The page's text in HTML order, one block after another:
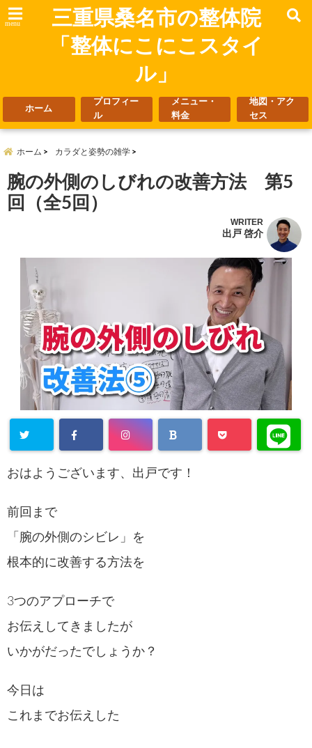
menu
三重県桑名市の整体院
「整体にこにこスタイ
ル」
ホーム
プロフィー
ル
メニュー・
料金
地図・アク
セス
ホーム カラダと姿勢の雑学
腕の外側のしびれの改善方法 第5
回（全5回）
WRITER
出戸 啓介
おはようございます、出戸です！
前回まで
「腕の外側のシビレ」を
根本的に改善する方法を
3つのアプローチで
お伝えしてきましたが
いかがだったでしょうか？
今日は
これまでお伝えした